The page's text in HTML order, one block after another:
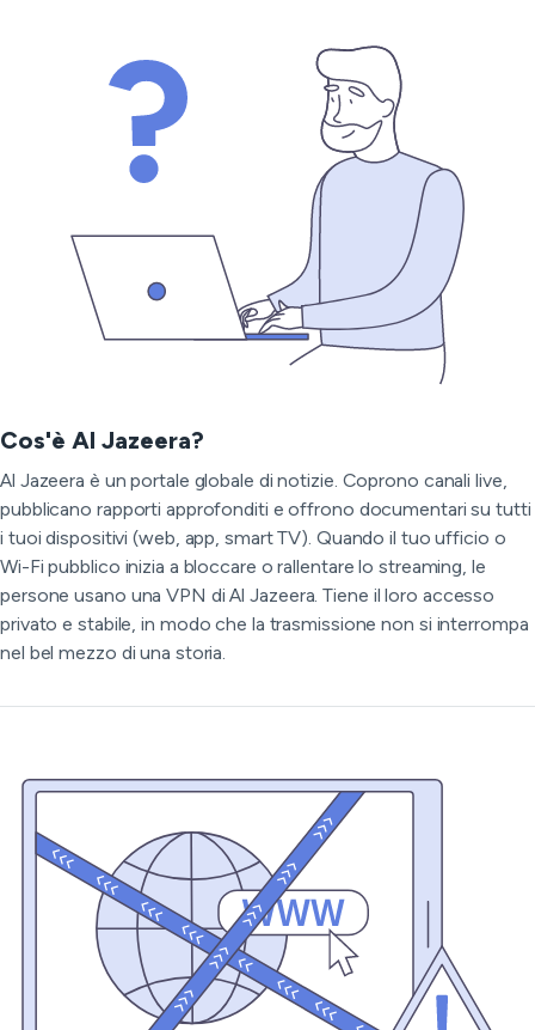
Cos'è Al Jazeera?
Al Jazeera è un portale globale di notizie. Coprono canali live,
pubblicano rapporti approfonditi e offrono documentari su tutti
i tuoi dispositivi (web, app, smart TV). Quando il tuo ufficio o
Wi-Fi pubblico inizia a bloccare o rallentare lo streaming, le
persone usano una VPN di Al Jazeera. Tiene il loro accesso
privato e stabile, in modo che la trasmissione non si interrompa
nel bel mezzo di una storia.